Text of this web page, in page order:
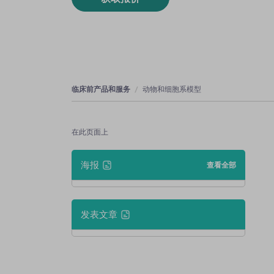
临床前产品和服务 动物和细胞系模型
在此页面上
海报 查看全部
发表文章